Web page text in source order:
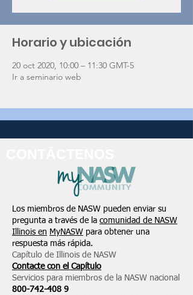
Horario y ubicación
20 oct 2020, 10:00 – 11:30 GMT-5
Ir a seminario web
Los miembros de NASW pueden enviar su
pregunta a través de la comunidad de NASW
Illinois en MyNASW para obtener una
respuesta más rápida.
Capítulo de Illinois de NASW
Contacte con el Capítulo
Servicios para miembros de la NASW nacional
800-742-408 9